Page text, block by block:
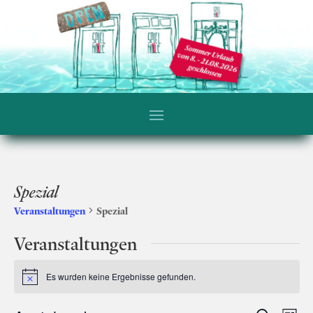
Spezial
Veranstaltungen Spezial
Veranstaltungen
HinweisEs wurden keine Ergebnisse gefunden.